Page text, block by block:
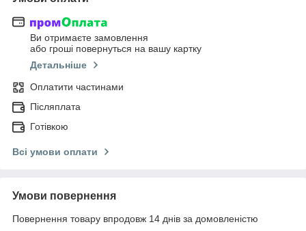
Ви отримаєте замовлення
або гроші повернуться на вашу картку
Детальніше
Оплатити частинами
Післяплата
Готівкою
Всі умови оплати
Умови повернення
Повернення товару впродовж 14 днів за домовленістю